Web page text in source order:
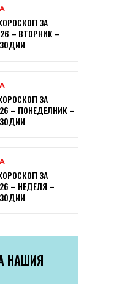
ЗА
– ВТОРНИК –
ЗА
– ПОНЕДЕЛНИК –
ЗА
– НЕДЕЛЯ –
НАШИЯ